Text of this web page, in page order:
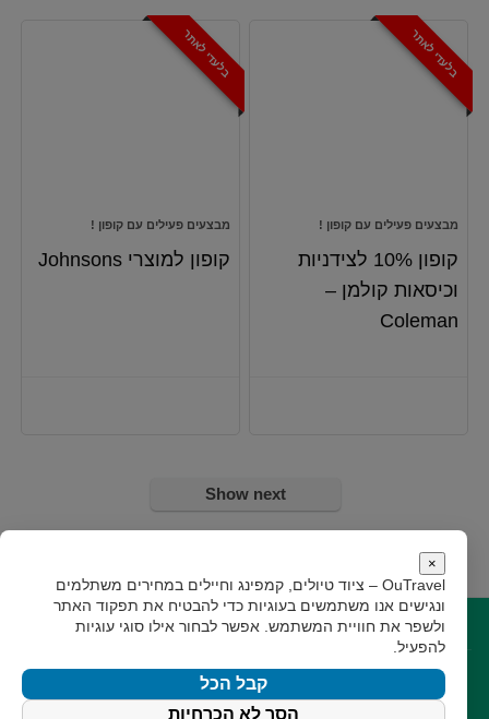
היה:
₪ 949.00.
היה:
₪ 949.00.
בלעדי לאתר
מבצעים פעילים עם קופון !
קופון 10% לצידניות
וכיסאות קולמן –
Coleman
בלעדי לאתר
מבצעים פעילים עם קופון !
קופון למוצרי Johnsons
Show next
קישורים
קצת עלינותקנוןגילוי נאותצור קשר
עקבו אחרינו
×
OuTravel – ציוד טיולים, קמפינג וחיילים במחירים משתלמים
ונגישים אנו משתמשים בעוגיות כדי להבטיח את תפקוד האתר
ולשפר את חוויית המשתמש. אפשר לבחור אילו סוגי עוגיות
להפעיל.
קבל הכל
הסר לא הכרחיות